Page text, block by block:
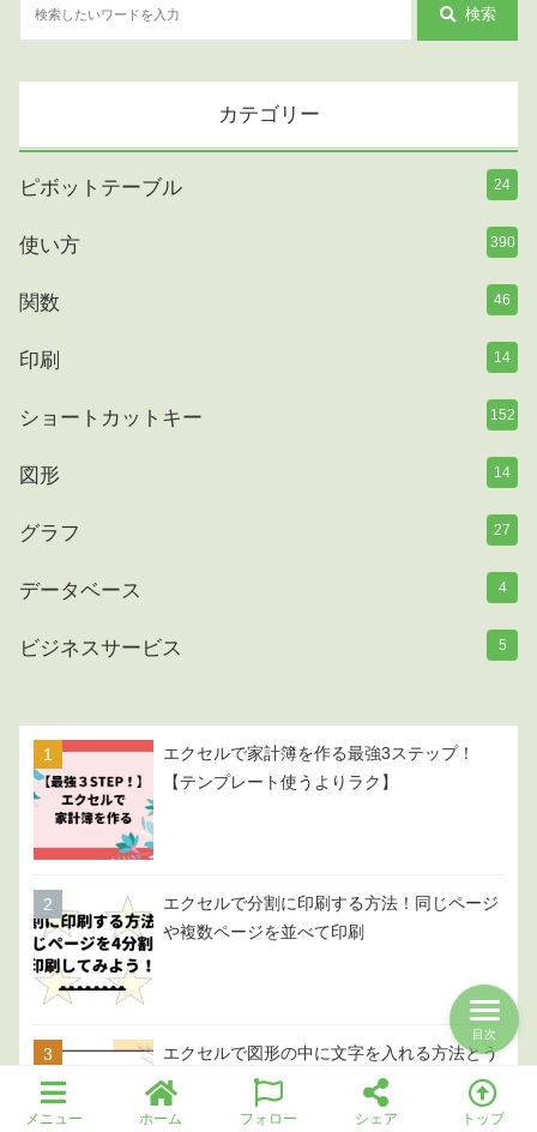
検索
カテゴリー
ピボットテーブル 24
使い方 390
関数 46
印刷 14
ショートカットキー 152
図形 14
グラフ 27
データベース 4
ビジネスサービス 5
エクセルで家計簿を作る最強3ステップ！
【テンプレート使うよりラク】
エクセルで分割に印刷する方法！同じページ
や複数ページを並べて印刷
エクセルで図形の中に文字を入れる方法とう
まくいかないときの対処法を徹底解説！
メニュー ホーム フォロー シェア トップ
目次